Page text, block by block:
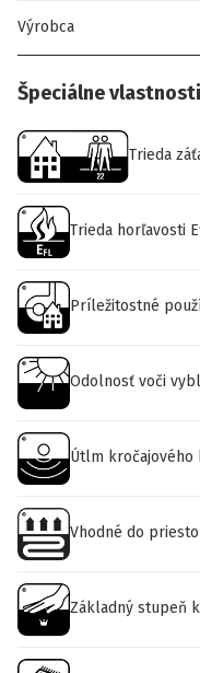
Výrobca
Špeciálne vlastnosti
Trieda
Trieda horľavosti
Príležitostné
Odolnosť voči
Útlm kročajového
Vhodné do
Základný stupeň